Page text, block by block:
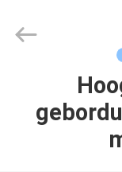
Ltd..